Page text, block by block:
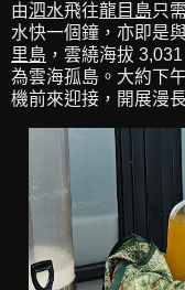
由泗水飛往龍目島只
水快一個鐘，亦即是
里島 ，雲繞海拔
為雲海孤島。大約下
機前來迎接，開展漫